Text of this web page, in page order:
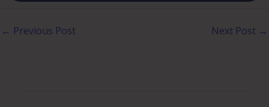
← Previous Post Next Post →